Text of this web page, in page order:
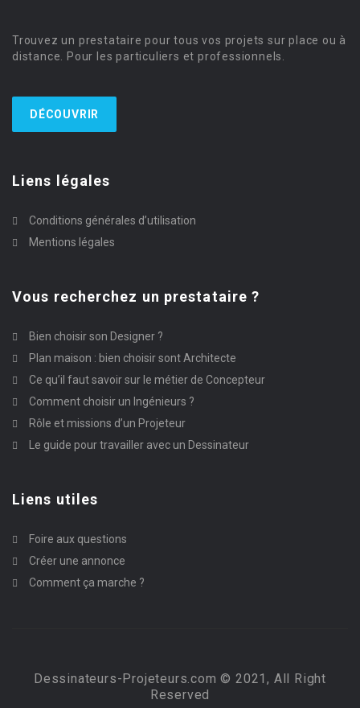
Trouvez un prestataire pour tous vos projets sur place ou à
distance. Pour les particuliers et professionnels.
DÉCOUVRIR
Liens légales
Conditions générales d’utilisation
Mentions légales
Vous recherchez un prestataire ?
Bien choisir son Designer ?
Plan maison : bien choisir sont Architecte
Ce qu’il faut savoir sur le métier de Concepteur
Comment choisir un Ingénieurs ?
Rôle et missions d’un Projeteur
Le guide pour travailler avec un Dessinateur
Liens utiles
Foire aux questions
Créer une annonce
Comment ça marche ?
Dessinateurs-Projeteurs.com © 2021, All Right
Reserved